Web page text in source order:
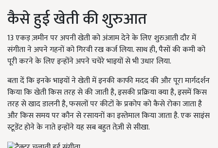
कैसे हुई खेती की शुरुआत
13 एकड़ ज़मीन पर अपनी खेती को अंजाम देने के लिए शुरुआती दौर में
संगीता ने अपने गहनों को गिरवी रख कर्ज लिया. साथ ही, पैसों की कमी को
पूरी करने के लिए इन्होंने अपने चचेरे भाइयों से भी उधार लिया.
बता दें कि इनके भाइयों ने खेती में इनकी काफी मदद की और पूरा मार्गदर्शन
किया कि खेती किस तरह से की जाती है, इसकी प्रक्रिया क्या है, इसमें किस
तरह से खाद डालनी है, फसलों पर कीटों के प्रकोप को कैसे रोका जाता है
और किस समय पर कौन से रसायनों का इस्तेमाल किया जाता है. एक साइंस
स्टूडेंट होने के नाते इन्होंने यह सब बहुत तेज़ी से सीखा.